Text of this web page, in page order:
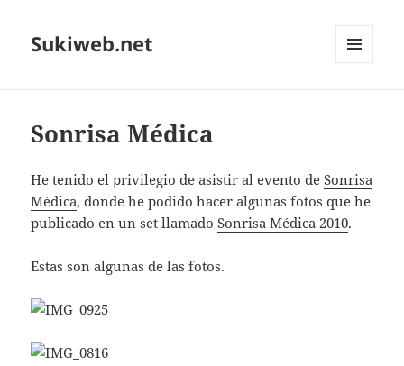
Sukiweb.net
Sonrisa Médica
He tenido el privilegio de asistir al evento deSonrisa
Médica, donde he podido hacer algunas fotos que he
publicado en un set llamadoSonrisa Médica 2010.
Estas son algunas de las fotos.